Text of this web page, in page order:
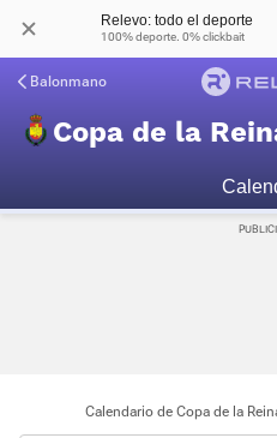
Relevo: todo el deporte
100% deporte. 0% clickbait
Balonmano
Copa de la
Calendario de Copa de la